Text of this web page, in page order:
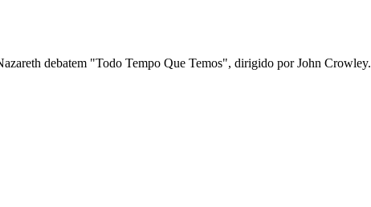
debatem "Todo Tempo Que Temos", dirigido por John Crowley.